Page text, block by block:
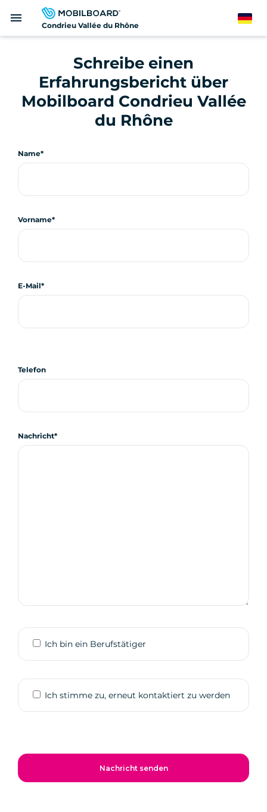
zum
Condrieu Vallée du Rhône
menu German
Schreibe einen
Erfahrungsbericht über
Mobilboard Condrieu Vallée
du Rhône
Name
Vorname
E-Mail
Telefon
Nachricht
Ich bin ein Berufstätiger
Ich stimme zu, erneut kontaktiert zu werden